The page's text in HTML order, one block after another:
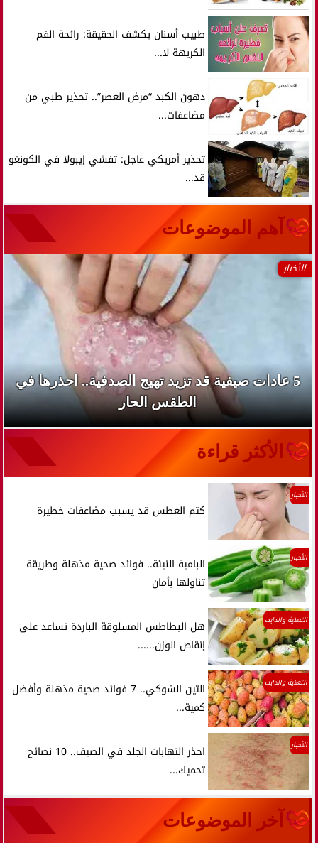
طبيب أسنان يكشف الحقيقة: رائحة الفم
الكريهة لا...
دهون الكبد “مرض العصر”.. تحذير طبي من
مضاعفات...
تحذير أمريكي عاجل: تفشي إيبولا في الكونغو
قد...
آهم الموضوعات
الأخبار
5 عادات صيفية قد تزيد تهيج الصدفية.. احذرها في
الطقس الحار
الأكثر قراءة
الأخبار
كتم العطس قد يسبب مضاعفات خطيرة
الأخبار
البامية النيئة.. فوائد صحية مذهلة وطريقة
تناولها بأمان
التغذية والدايت
هل البطاطس المسلوقة الباردة تساعد على
إنقاص الوزن......
التغذية والدايت
التين الشوكي.. 7 فوائد صحية مذهلة وأفضل
كمية...
الأخبار
احذر التهابات الجلد في الصيف.. 10 نصائح
تحميك...
آخر الموضوعات